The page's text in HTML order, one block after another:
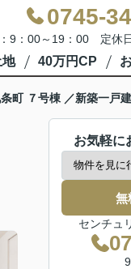
0745-
9：00～19：00 定休
地 40万円CP
町 ７号棟 ／新築一戸建
お気軽に
無
センチュ